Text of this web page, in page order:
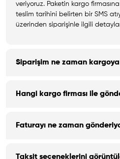
veriyoruz. Paketin kargo
teslim tarihini belirten bir SMS
üzerinden siparişinle ilgili
Siparişim ne zaman
Hangi kargo firması ile
Faturayı ne zaman
Taksit seçeneklerini